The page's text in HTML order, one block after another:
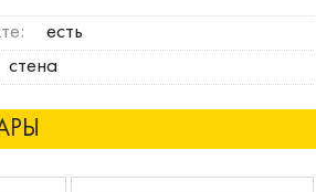
есть
стена